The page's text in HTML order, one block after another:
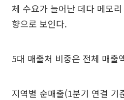
체 수요가 늘어난 데다 메모
향으로 보인다.
5대 매출처 비중은 전체 매출
지역별 순매출(1분기 연결 기